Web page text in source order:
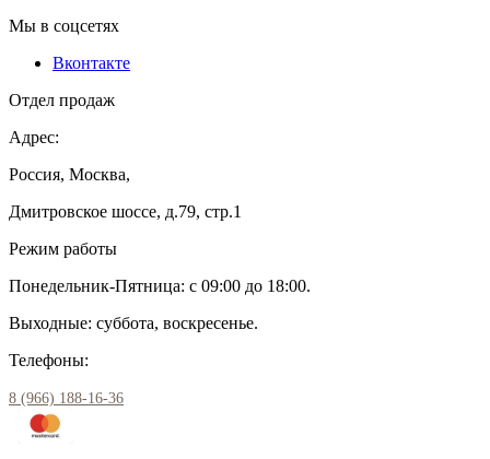
Мы в соцсетях
Вконтакте
Отдел продаж
Адрес:
Россия, Москва,
Дмитровское шоссе, д.79, стр.1
Режим работы
Понедельник-Пятница: с 09:00 до 18:00.
Выходные: суббота, воскресенье.
Телефоны:
8 (966) 188-16-36